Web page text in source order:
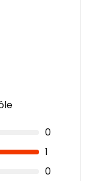
0
1
0